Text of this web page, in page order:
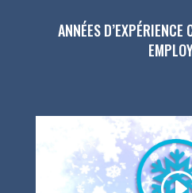
ANNÉES D’EXPÉRIENCE